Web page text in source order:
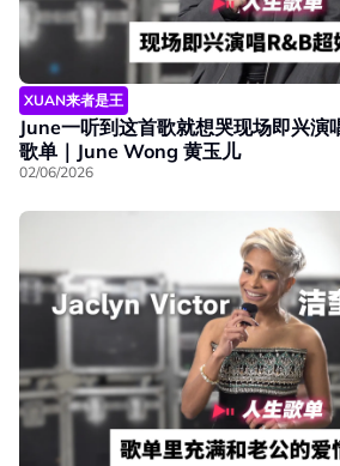
XUAN来者是王
June一听到这首歌就想哭现场即兴演
歌单｜June Wong 黄玉儿
02/06/2026